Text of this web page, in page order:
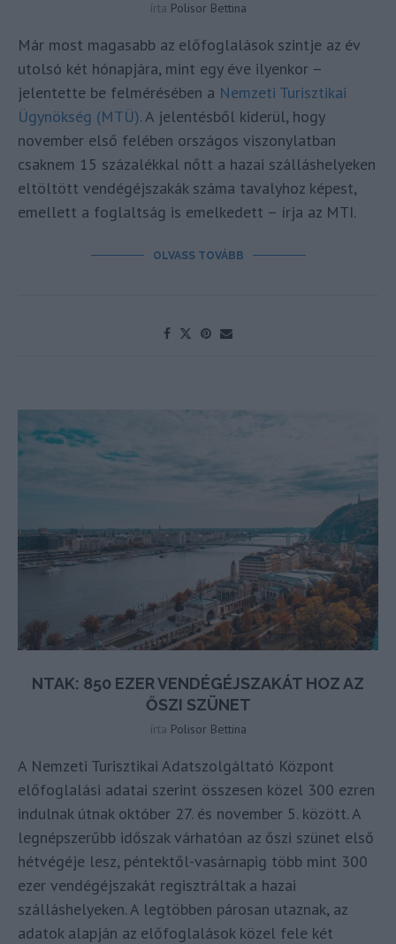
írta Polisor Bettina
Már most magasabb az előfoglalások szintje az év
utolsó két hónapjára, mint egy éve ilyenkor –
jelentette be felmérésében a Nemzeti Turisztikai
Ügynökség (MTÜ). A jelentésből kiderül, hogy
november első felében országos viszonylatban
csaknem 15 százalékkal nőtt a hazai szálláshelyeken
eltöltött vendégéjszakák száma tavalyhoz képest,
emellett a foglaltság is emelkedett – írja az MTI.
OLVASS TOVÁBB
NTAK: 850 EZER VENDÉGÉJSZAKÁT HOZ AZ
ŐSZI SZÜNET
írta Polisor Bettina
A Nemzeti Turisztikai Adatszolgáltató Központ
előfoglalási adatai szerint összesen közel 300 ezren
indulnak útnak október 27. és november 5. között. A
legnépszerűbb időszak várhatóan az őszi szünet első
hétvégéje lesz, péntektől-vasárnapig több mint 300
ezer vendégéjszakát regisztráltak a hazai
szálláshelyeken. A legtöbben párosan utaznak, az
adatok alapján az előfoglalások közel fele két